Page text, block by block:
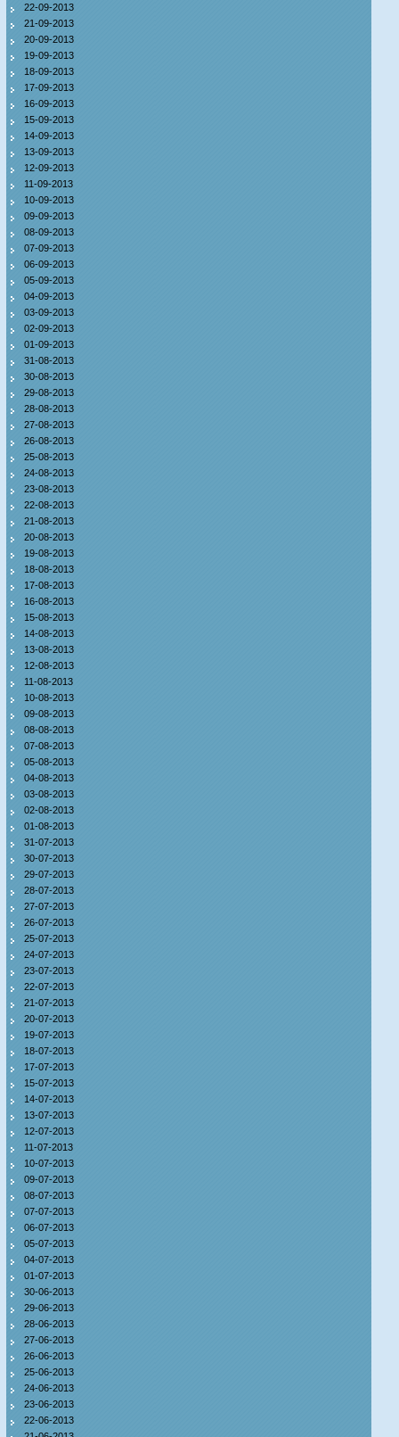
22-09-2013
21-09-2013
20-09-2013
19-09-2013
18-09-2013
17-09-2013
16-09-2013
15-09-2013
14-09-2013
13-09-2013
12-09-2013
11-09-2013
10-09-2013
09-09-2013
08-09-2013
07-09-2013
06-09-2013
05-09-2013
04-09-2013
03-09-2013
02-09-2013
01-09-2013
31-08-2013
30-08-2013
29-08-2013
28-08-2013
27-08-2013
26-08-2013
25-08-2013
24-08-2013
23-08-2013
22-08-2013
21-08-2013
20-08-2013
19-08-2013
18-08-2013
17-08-2013
16-08-2013
15-08-2013
14-08-2013
13-08-2013
12-08-2013
11-08-2013
10-08-2013
09-08-2013
08-08-2013
07-08-2013
05-08-2013
04-08-2013
03-08-2013
02-08-2013
01-08-2013
31-07-2013
30-07-2013
29-07-2013
28-07-2013
27-07-2013
26-07-2013
25-07-2013
24-07-2013
23-07-2013
22-07-2013
21-07-2013
20-07-2013
19-07-2013
18-07-2013
17-07-2013
15-07-2013
14-07-2013
13-07-2013
12-07-2013
11-07-2013
10-07-2013
09-07-2013
08-07-2013
07-07-2013
06-07-2013
05-07-2013
04-07-2013
01-07-2013
30-06-2013
29-06-2013
28-06-2013
27-06-2013
26-06-2013
25-06-2013
24-06-2013
23-06-2013
22-06-2013